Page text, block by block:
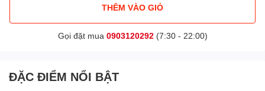
THÊM VÀO GIỎ
Gọi đặt mua 0903120292(7:30 - 22:00)
ĐẶC ĐIỂM NỔI BẬT